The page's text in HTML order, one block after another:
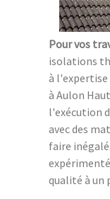
Pour vos
isolations
à l'expertise
à Aulon
l'exécution
avec des
faire
qualité à un